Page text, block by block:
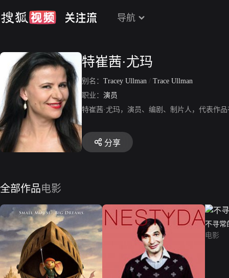
导航
特崔茜·尤玛
别名： Tracey Ullman / Trace Ullman
职业： 演员
特崔茜·尤玛，演员、编剧、制片人，代表作
分享
全部作品电影
不寻常
电影